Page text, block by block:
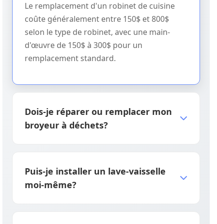
Le remplacement d'un robinet de cuisine
coûte généralement entre 150$ et 800$
selon le type de robinet, avec une main-
d'œuvre de 150$ à 300$ pour un
remplacement standard.
Dois-je réparer ou remplacer mon
broyeur à déchets?
ou plus, s'il fuit, ou si le coût de réparation
dépasse 50% du coût de remplacement.
Puis-je installer un lave-vaisselle
moi-même?